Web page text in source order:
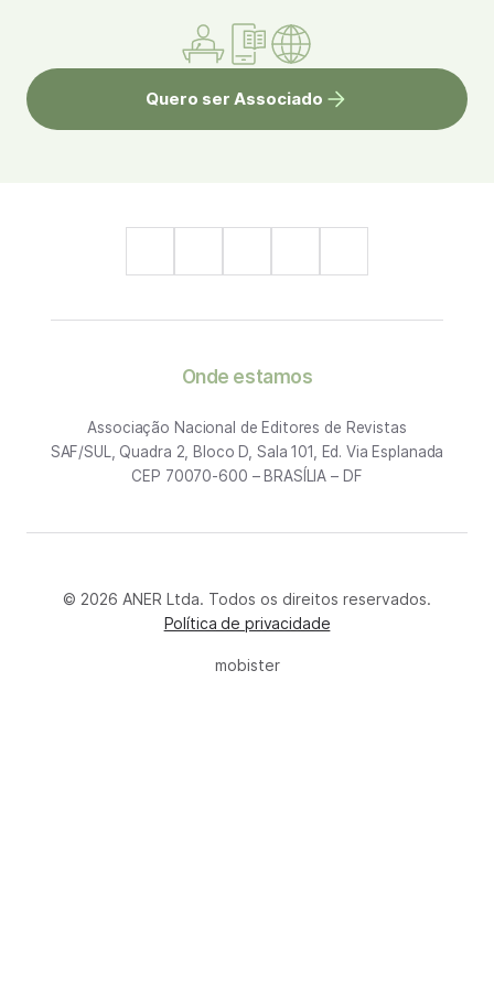
Quero ser Associado
Onde estamos
Associação Nacional de Editores de Revistas
SAF/SUL, Quadra 2, Bloco D, Sala 101, Ed. Via Esplanada
CEP 70070-600 – BRASÍLIA – DF
© 2026 ANER Ltda. Todos os direitos reservados.
Política de privacidade
mobister